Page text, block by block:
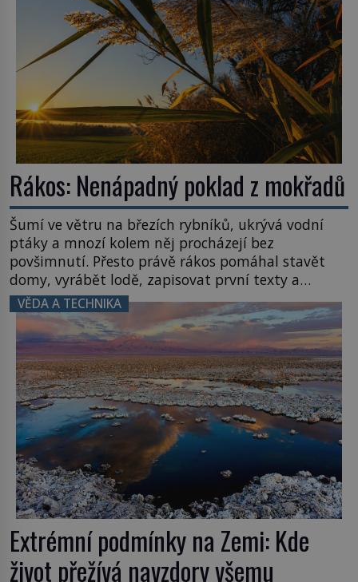
Rákos: Nenápadný poklad z mokřadů
Šumí ve větru na březích rybníků, ukrývá vodní
ptáky a mnozí kolem něj procházejí bez
povšimnutí. Přesto právě rákos pomáhal stavět
domy, vyrábět lodě, zapisovat první texty a
inspiroval řadu pověstí. Tato skromná, ale
užitečná rostlina provází člověka už tisíce let.
Většina lidí vnímá rákos jen jako obyčejnou kulisu
letního koupání. Stačí se však podívat […]
VĚDA A TECHNIKA
Extrémní podmínky na Zemi: Kde
život přežívá navzdory všemu